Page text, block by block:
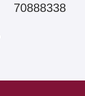
70888338